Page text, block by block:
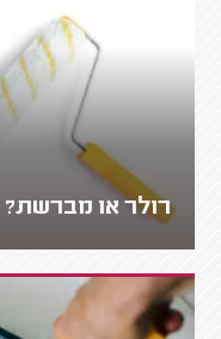
רולר או מברשת?